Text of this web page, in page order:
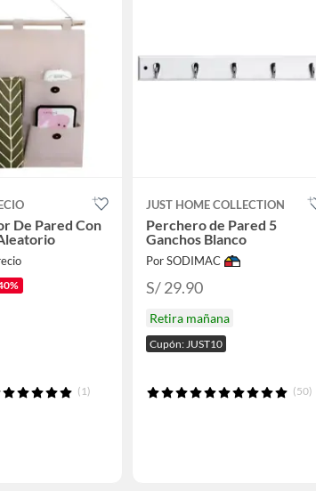
De Pared Con
(1)
JUST HOME COLLECTION
Perchero de Pared 5
Ganchos Blanco
Por SODIMAC
S/ 29.90
Retira mañana
Cupón: JUST10
(50)